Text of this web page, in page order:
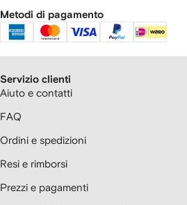
Metodi di pagamento
Servizio clienti
Aiuto e contatti
FAQ
Ordini e spedizioni
Resi e rimborsi
Prezzi e pagamenti